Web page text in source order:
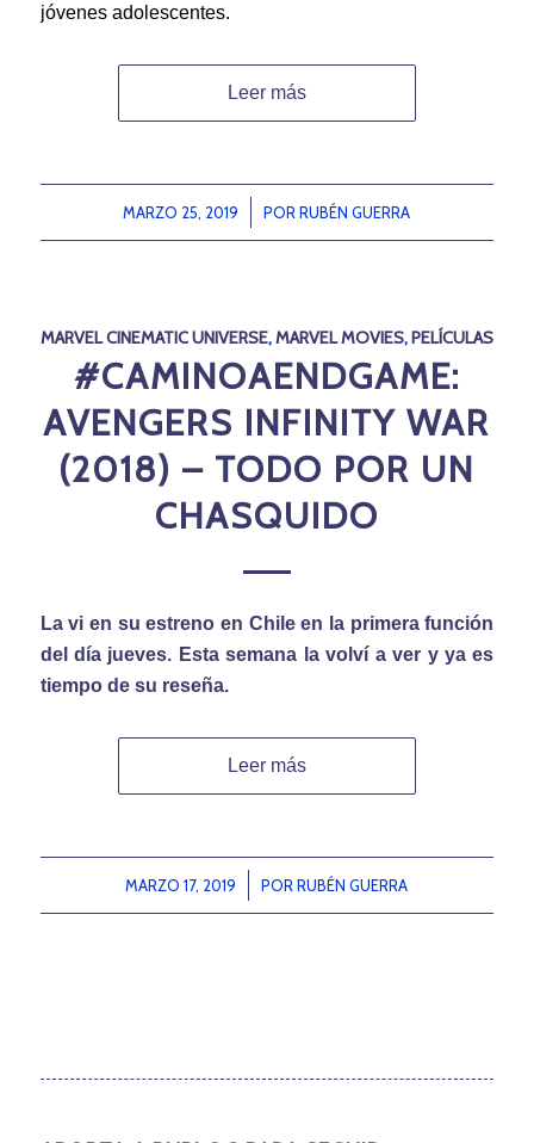
jóvenes adolescentes.
Leer más
MARZO 25, 2019
/ PORRUBÉN GUERRA
MARVEL CINEMATIC UNIVERSE,MARVEL MOVIES,PELÍCULAS
#CAMINOAENDGAME:
AVENGERS INFINITY WAR
(2018) – TODO POR UN
CHASQUIDO
La vi en su estreno en Chile en la primera función
del día jueves. Esta semana la volví a ver y ya es
tiempo de su reseña.
Leer más
MARZO 17, 2019
/ PORRUBÉN GUERRA